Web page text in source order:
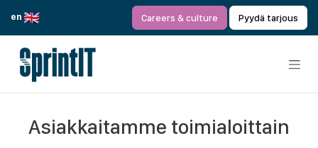
en
Careers & culture Pyydä tarjous
Asiakkaitamme toimialoittain